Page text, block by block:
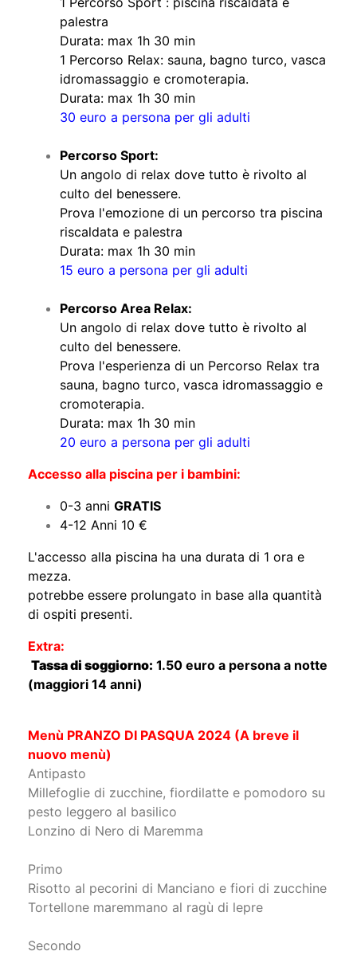
palestra
Durata: max 1h 30 min
1 Percorso Relax: sauna, bagno turco, vasca
idromassaggio e cromoterapia.
Durata: max 1h 30 min
30 euro a persona per gli adulti
Percorso Sport:
Un angolo di relax dove tutto è rivolto al
culto del benessere.
Prova l'emozione di un percorso tra piscina
riscaldata e palestra
Durata: max 1h 30 min
15 euro a persona per gli adulti
Percorso Area Relax:
Un angolo di relax dove tutto è rivolto al
culto del benessere.
Prova l'esperienza di un Percorso Relax tra
sauna, bagno turco, vasca idromassaggio e
cromoterapia.
Durata: max 1h 30 min
20 euro a persona per gli adulti
Accesso alla piscina per i bambini:
0-3 anni GRATIS
4-12 Anni 10 €
L'accesso alla piscina ha una durata di 1 ora e
mezza.
potrebbe essere prolungato in base alla quantità
di ospiti presenti.
Extra:
Tassa di soggiorno: 1.50 euro a persona a notte
(maggiori 14 anni)
Menù PRANZO DI PASQUA 2024 (A breve il
nuovo menù)
Antipasto
Millefoglie di zucchine, fiordilatte e pomodoro su
pesto leggero al basilico
Lonzino di Nero di Maremma
Primo
Risotto al pecorini di Manciano e fiori di zucchine
Tortellone maremmano al ragù di lepre
Secondo